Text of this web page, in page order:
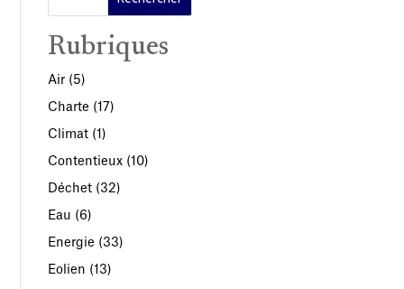
Rubriques
Air (5)
Charte (17)
Climat (1)
Contentieux (10)
Déchet (32)
Eau (6)
Energie (33)
Eolien (13)